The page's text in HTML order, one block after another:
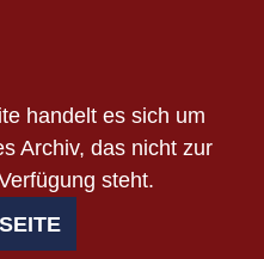
handelt es sich um
Archiv, das nicht zur
steht.